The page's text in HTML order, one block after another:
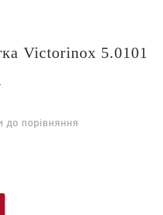
Victorinox 5.0101
до порівняння